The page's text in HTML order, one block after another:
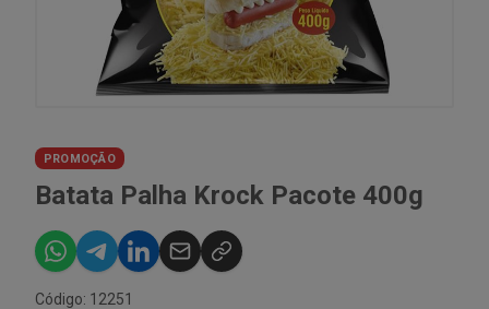
PROMOÇÃO
Batata Palha Krock Pacote 400g
Código: 12251